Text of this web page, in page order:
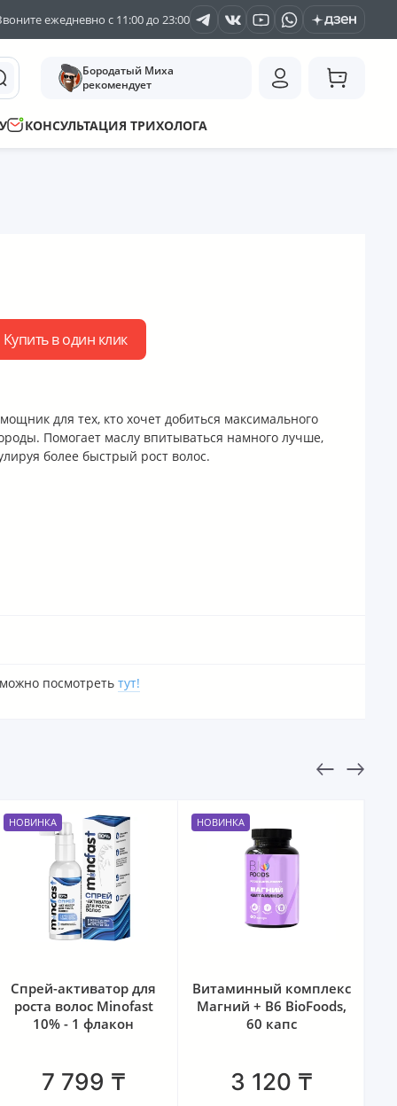
ежедневно с 11:00 до 23:00
Бородатый Миха
рекомендует
КОНСУЛЬТАЦИЯ ТРИХОЛОГА
Купить в один клик
для тех, кто хочет добиться максимального
Помогает маслу впитываться намного лучше,
более быстрый рост волос.
посмотреть тут!
НОВИНКА
Витаминный комплекс
Магний + B6 BioFoods,
60 капс
3 120 ₸
НОВИНКА
Xinomax 5% - 3
флакона
15 919 ₸